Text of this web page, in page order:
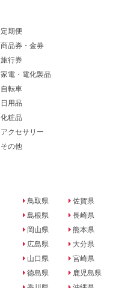
定期便
商品券・金券
旅行券
家電・電化製品
自転車
日用品
化粧品
アクセサリー
その他
鳥取県
島根県
岡山県
広島県
山口県
徳島県
佐賀県
長崎県
熊本県
大分県
宮崎県
鹿児島県